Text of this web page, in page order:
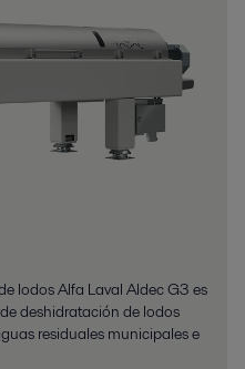
lodos Alfa Laval Aldec G3 es
deshidratación de lodos
residuales municipales e